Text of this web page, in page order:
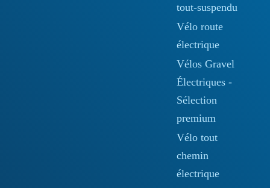
tout-suspendu
Vélo route
électrique
Vélos Gravel
Électriques -
Sélection
premium
Vélo tout
chemin
électrique